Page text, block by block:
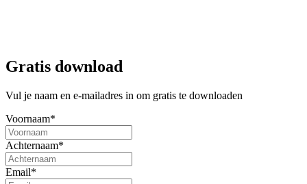
Factsheet
Voorlezen
Factsheet Mantelzorgwaardering door gemeenten
Gratis download
Vul je naam en e-mailadres in om gratis te downloaden
Voornaam*
Achternaam*
Email*